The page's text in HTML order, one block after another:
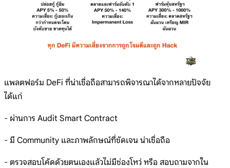
แพลตฟอร์ม DeFi ที่น่าเชื่อถือสามารถพิจารณาได้จากหลายปัจจัย
ได้แก่
- ผ่านการ Audit Smart Contract
- มี Community และภาพลักษณ์ที่ชัดเจน น่าเชื่อถือ
- ตรวจสอบโค้ดด้วยตนเองแล้วไม่มีช่องโหว่ หรือ สอบถามจากใน